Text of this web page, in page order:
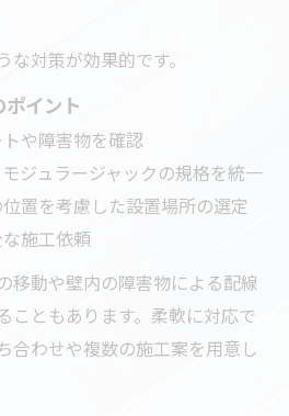
対策が効果的です。
イント
や障害物を確認
ジュラージャックの規格を統一
置を考慮した設置場所の選定
施工依頼
移動や壁内の障害物による配線
こともあります。柔軟に対応で
合わせや複数の施工案を用意し